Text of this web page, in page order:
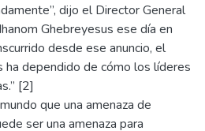
dijo el Director General
Ghebreyesus ese día en
desde ese anuncio, el
ha dependido de cómo los líderes
[2]
que una amenaza de
ser una amenaza para